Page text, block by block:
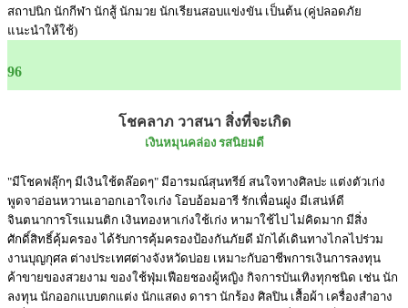
สถาปนิก นักกีฬา นักสู้ นักมวย นักเรียนสอบแข่งขัน เป็นต้น (คู่ปลอดภัย
แนะนำให้ใช้)
96
โชคลาภ วาสนา สิ่งที่จะเกิด
เงินหมุนคล่อง รสนิยมดี
"มีโชคฟลุ๊กๆ มีเงินใช้ตล๊อดๆ" มีอารมณ์สุนทรีย์ สนใจทางศิลปะ แต่งตัวเก่ง
พูดจาอ่อนหวานเอาอกเอาใจเก่ง โอบอ้อมอารี รักเพื่อนฝูง มีเสน่ห์ดี
จินตนาการโรแมนติก เงินทองหาเก่งใช้เก่ง หามาใช้ไป ไม่คิดมาก มีสิ่ง
ศักดิ์สิทธิ์คุ้มครอง ได้รับการคุ้มครองป้องกันภัยดี มักได้เดินทางไกลไปร่วม
งานบุญกุศล ต่างประเทศต่างจังหวัดบ่อย เหมาะกับอาชีพการเงินการลงทุน
ค้าขายของสวยงาม ของใช้ฟุ่มเฟือยชองผู้หญิง กิจการบันเทิงทุกชนิด เช่น นัก
ลงทุน นักออกแบบตกแต่ง นักแสดง ดารา นักร้อง ศิลปิน เสื้อผ้า เครื่องสำอาง